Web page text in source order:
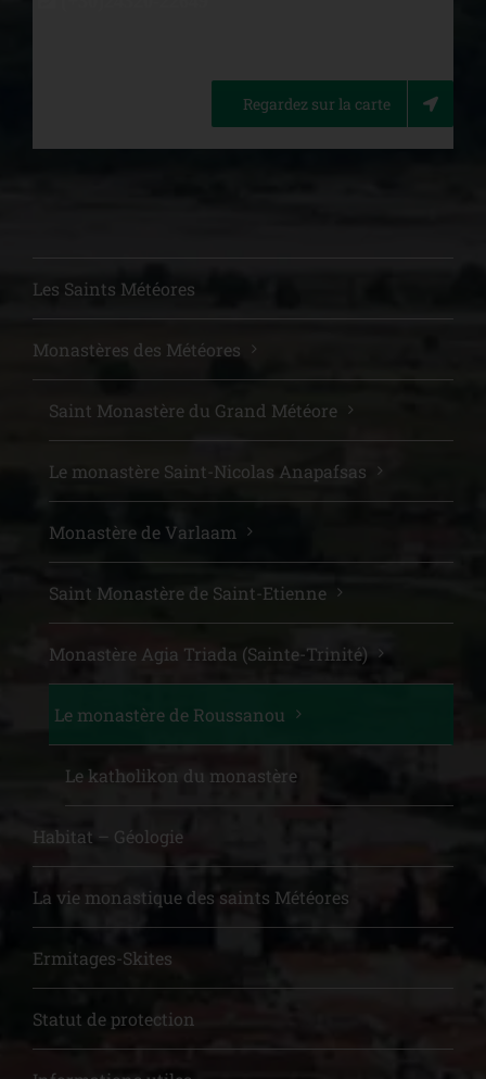
Regardez sur la carte
Les Saints Météores
Monastères des Météores
Saint Μonastère du Grand Météore
Le monastère Saint-Nicolas Anapafsas
Monastère de Varlaam
Saint Monastère de Saint-Etienne
Monastère Agia Triada (Sainte-Trinité)
Le monastère de Roussanou
Le katholikon du monastère
Habitat – Géologie
La vie monastique des saints Météores
Ermitages-Skites
Statut de protection